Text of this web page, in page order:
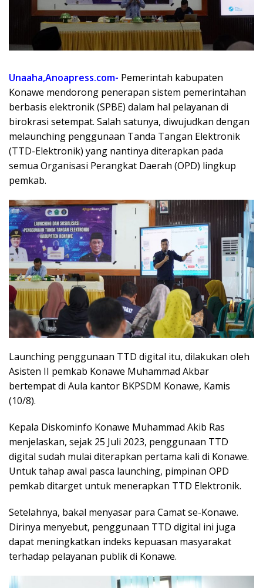
Unaaha,Anoapress.com- Pemerintah kabupaten
Konawe mendorong penerapan sistem pemerintahan
berbasis elektronik (SPBE) dalam hal pelayanan di
birokrasi setempat. Salah satunya, diwujudkan dengan
melaunching penggunaan Tanda Tangan Elektronik
(TTD-Elektronik) yang nantinya diterapkan pada
semua Organisasi Perangkat Daerah (OPD) lingkup
pemkab.
Launching penggunaan TTD digital itu, dilakukan oleh
Asisten II pemkab Konawe Muhammad Akbar
bertempat di Aula kantor BKPSDM Konawe, Kamis
(10/8).
Kepala Diskominfo Konawe Muhammad Akib Ras
menjelaskan, sejak 25 Juli 2023, penggunaan TTD
digital sudah mulai diterapkan pertama kali di Konawe.
Untuk tahap awal pasca launching, pimpinan OPD
pemkab ditarget untuk menerapkan TTD Elektronik.
Setelahnya, bakal menyasar para Camat se-Konawe.
Dirinya menyebut, penggunaan TTD digital ini juga
dapat meningkatkan indeks kepuasan masyarakat
terhadap pelayanan publik di Konawe.